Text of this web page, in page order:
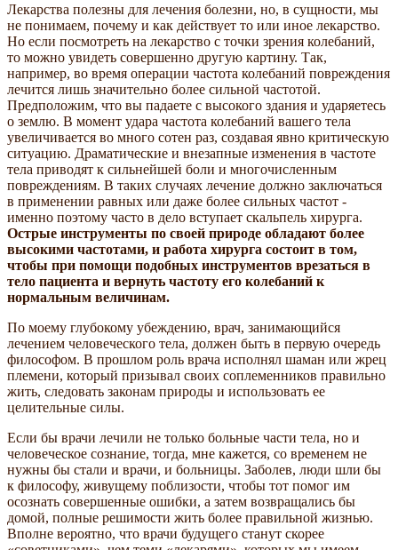
Лекарства полезны для лечения болезни, но, в сущности, мы
не понимаем, почему и как действует то или иное лекарство.
Но если посмотреть на лекарство с точки зрения колебаний,
то можно увидеть совершенно другую картину. Так,
например, во время операции частота колебаний повреждения
лечится лишь значительно более сильной частотой.
Предположим, что вы падаете с высокого здания и ударяетесь
о землю. В момент удара частота колебаний вашего тела
увеличивается во много сотен раз, создавая явно критическую
ситуацию. Драматические и внезапные изменения в частоте
тела приводят к сильнейшей боли и многочисленным
повреждениям. В таких случаях лечение должно заключаться
в применении равных или даже более сильных частот -
именно поэтому часто в дело вступает скальпель хирурга.
Острые инструменты по своей природе обладают более
высокими частотами, и работа хирурга состоит в том,
чтобы при помощи подобных инструментов врезаться в
тело пациента и вернуть частоту его колебаний к
нормальным величинам.
По моему глубокому убеждению, врач, занимающийся
лечением человеческого тела, должен быть в первую очередь
философом. В прошлом роль врача исполнял шаман или жрец
племени, который призывал своих соплеменников правильно
жить, следовать законам природы и использовать ее
целительные силы.
Если бы врачи лечили не только больные части тела, но и
человеческое сознание, тогда, мне кажется, со временем не
нужны бы стали и врачи, и больницы. Заболев, люди шли бы
к философу, живущему поблизости, чтобы тот помог им
осознать совершенные ошибки, а затем возвращались бы
домой, полные решимости жить более правильной жизнью.
Вполне вероятно, что врачи будущего станут скорее